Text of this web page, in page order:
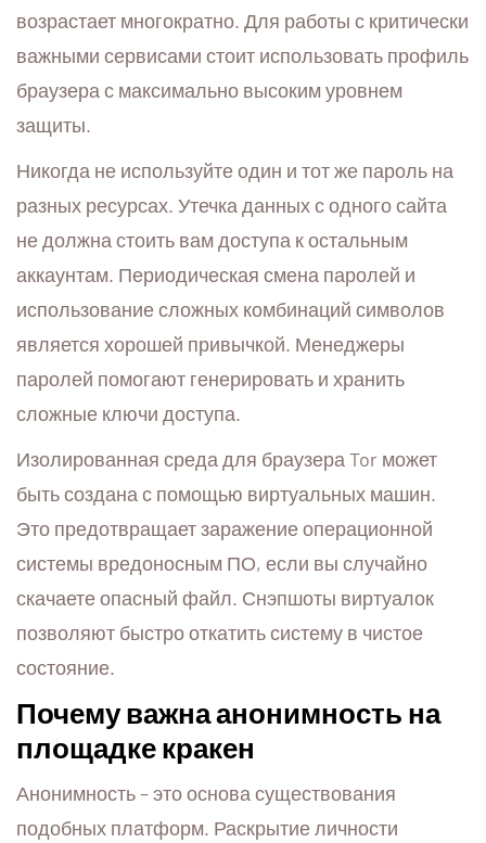
возрастает многократно. Для работы с критически
важными сервисами стоит использовать профиль
браузера с максимально высоким уровнем
защиты.
Никогда не используйте один и тот же пароль на
разных ресурсах. Утечка данных с одного сайта
не должна стоить вам доступа к остальным
аккаунтам. Периодическая смена паролей и
использование сложных комбинаций символов
является хорошей привычкой. Менеджеры
паролей помогают генерировать и хранить
сложные ключи доступа.
Изолированная среда для браузера Tor может
быть создана с помощью виртуальных машин.
Это предотвращает заражение операционной
системы вредоносным ПО, если вы случайно
скачаете опасный файл. Снэпшоты виртуалок
позволяют быстро откатить систему в чистое
состояние.
Почему важна анонимность на
площадке кракен
Анонимность – это основа существования
подобных платформ. Раскрытие личности